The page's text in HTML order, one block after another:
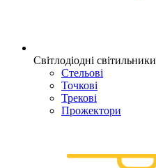
Світлодіодні світильники
Стельові
Точкові
Трекові
Прожектори